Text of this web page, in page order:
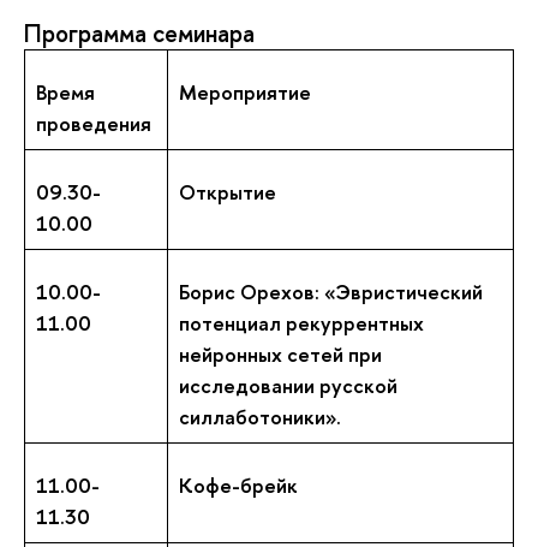
Программа cеминара
Время
проведения
Мероприятие
09.30-
10.00
Открытие
10.00-
11.00
Борис Орехов: «Эвристический
потенциал рекуррентных
нейронных сетей при
исследовании русской
силлаботоники».
11.00-
11.30
Кофе-брейк